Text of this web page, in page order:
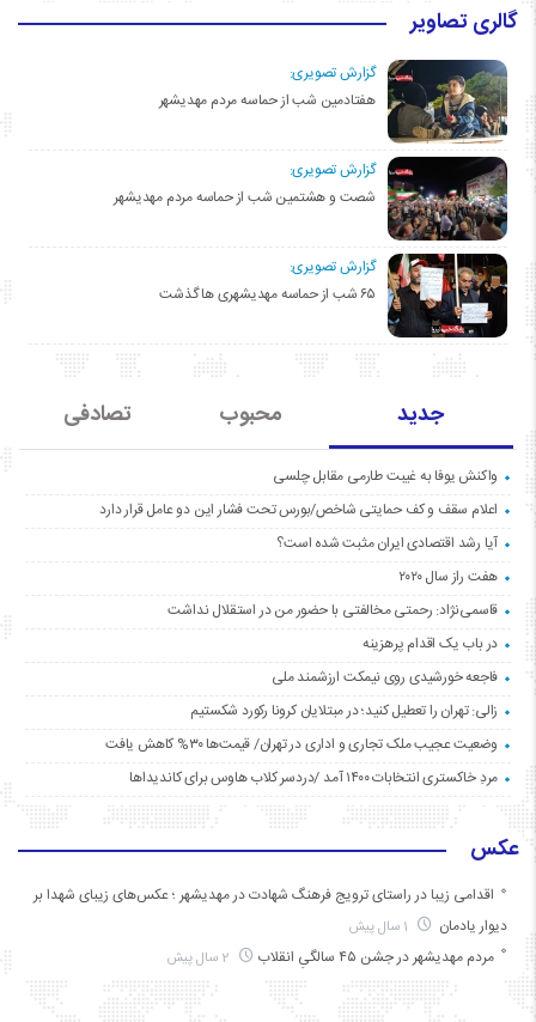
گالری تصاویر
گزارش تصویری:
هفتادمین شب از حماسه مردم مهدیشهر
گزارش تصویری:
شصت و هشتمین شب از حماسه مردم مهدیشهر
گزارش تصویری:
۶۵ شب از حماسه مهدیشهری ها گذشت
جدید محبوب تصادفی
واکنش یوفا به غیبت طارمی مقابل چلسی
اعلام سقف و کف حمایتی شاخص/بورس تحت فشار این دو عامل قرار دارد
آیا رشد اقتصادی ایران مثبت شده است؟
هفت راز سال ۲۰۲۰
قاسمی‌نژاد: رحمتی مخالفتی با حضور من در استقلال نداشت
در باب یک اقدام پرهزینه
فاجعه خورشیدی روی نیمکت ارزشمند ملی
زالی: تهران را تعطیل کنید؛ در مبتلایان کرونا رکورد شکستیم
وضعیت عجیب ملک تجاری و اداری در تهران/ قیمت‌ها ۳۰% کاهش یافت
مردِ خاکستری انتخابات ۱۴۰۰ آمد /دردسر کلاب هاوس برای کاندیداها
عکس
اقدامی زیبا در راستای ترویج فرهنگ شهادت در مهدیشهر ؛ عکس‌های زیبای شهدا بر
دیوار یادمان
مردم مهدیشهر در جشن ۴۵ سالگیِ انقلاب